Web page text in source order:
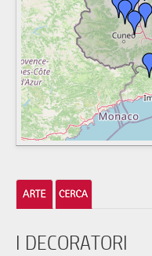
I DECORATORI